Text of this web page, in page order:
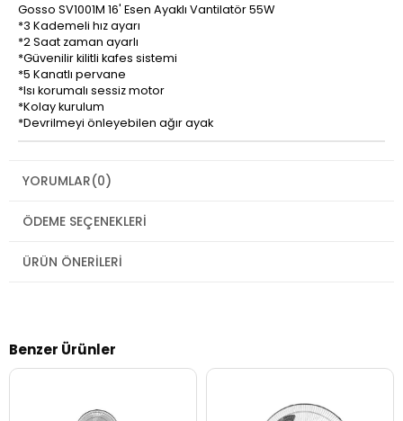
Gosso SV1001M 16' Esen Ayaklı Vantilatör 55W
*3 Kademeli hız ayarı
*2 Saat zaman ayarlı
*Güvenilir kilitli kafes sistemi
*5 Kanatlı pervane
*Isı korumalı sessiz motor
*Kolay kurulum
*Devrilmeyi önleyebilen ağır ayak
YORUMLAR(0)
ÖDEME SEÇENEKLERI
ÜRÜN ÖNERILERI
Benzer Ürünler